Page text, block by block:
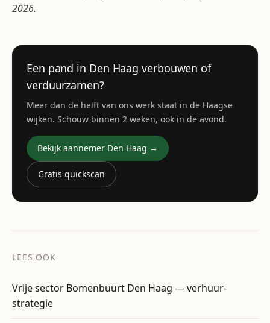
2026.
Een pand in Den Haag verbouwen of
verduurzamen?
Meer dan de helft van ons werk staat in de Haagse
wijken. Schouw binnen 2 weken, ook in de avond.
Bekijk aannemer Den Haag →
Gratis quickscan
LEES OOK
Vrije sector Bomenbuurt Den Haag — verhuur-
strategie